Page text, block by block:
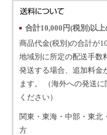
合計10,000円(税別)以
商品代金(税別)の合計が
地域別に所定の配送手数
発送する場合、追加料金
ます。 （海外への発送
ください）
関東・東海・中部・東北
方